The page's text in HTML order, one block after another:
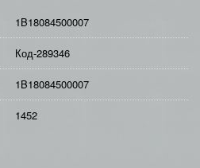
1B18084500007
Код-289346
1B18084500007
1452